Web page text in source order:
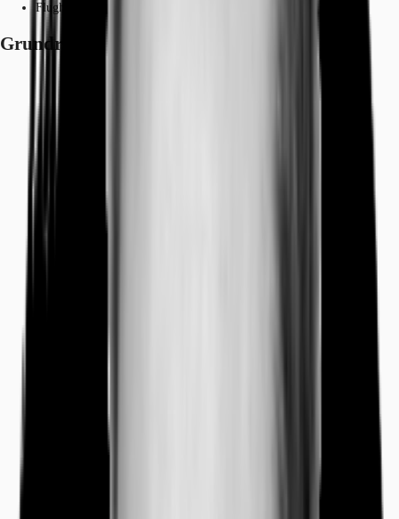
Flughafen, München, Fahrzeit: 38 min
Grundrisse